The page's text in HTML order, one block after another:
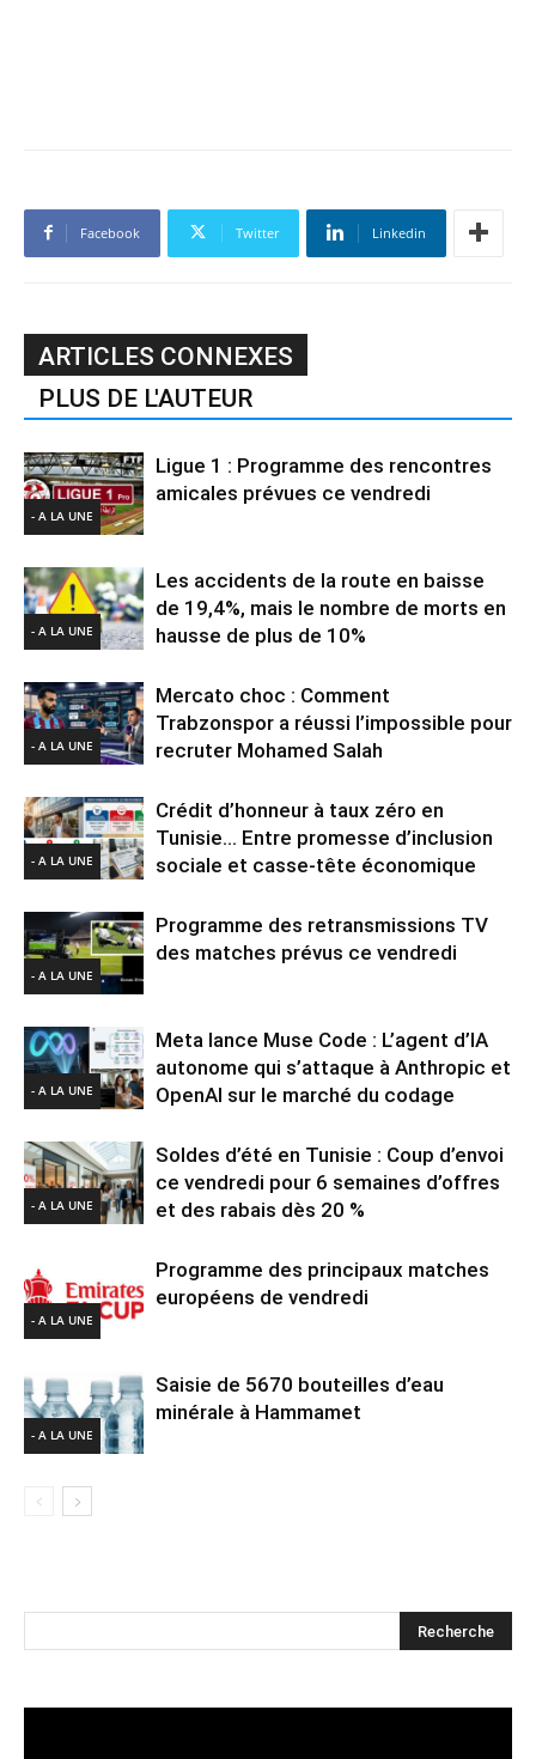
Facebook Twitter Linkedin
ARTICLES CONNEXES
PLUS DE L'AUTEUR
- A LA UNE
Ligue 1 : Programme des rencontres
amicales prévues ce vendredi
- A LA UNE
Les accidents de la route en baisse
de 19,4%, mais le nombre de morts en
hausse de plus de 10%
- A LA UNE
Mercato choc : Comment
Trabzonspor a réussi l’impossible pour
recruter Mohamed Salah
- A LA UNE
Crédit d’honneur à taux zéro en
Tunisie… Entre promesse d’inclusion
sociale et casse-tête économique
- A LA UNE
Programme des retransmissions TV
des matches prévus ce vendredi
- A LA UNE
Meta lance Muse Code : L’agent d’IA
autonome qui s’attaque à Anthropic et
OpenAI sur le marché du codage
- A LA UNE
Soldes d’été en Tunisie : Coup d’envoi
ce vendredi pour 6 semaines d’offres
et des rabais dès 20 %
- A LA UNE
Programme des principaux matches
européens de vendredi
- A LA UNE
Saisie de 5670 bouteilles d’eau
minérale à Hammamet